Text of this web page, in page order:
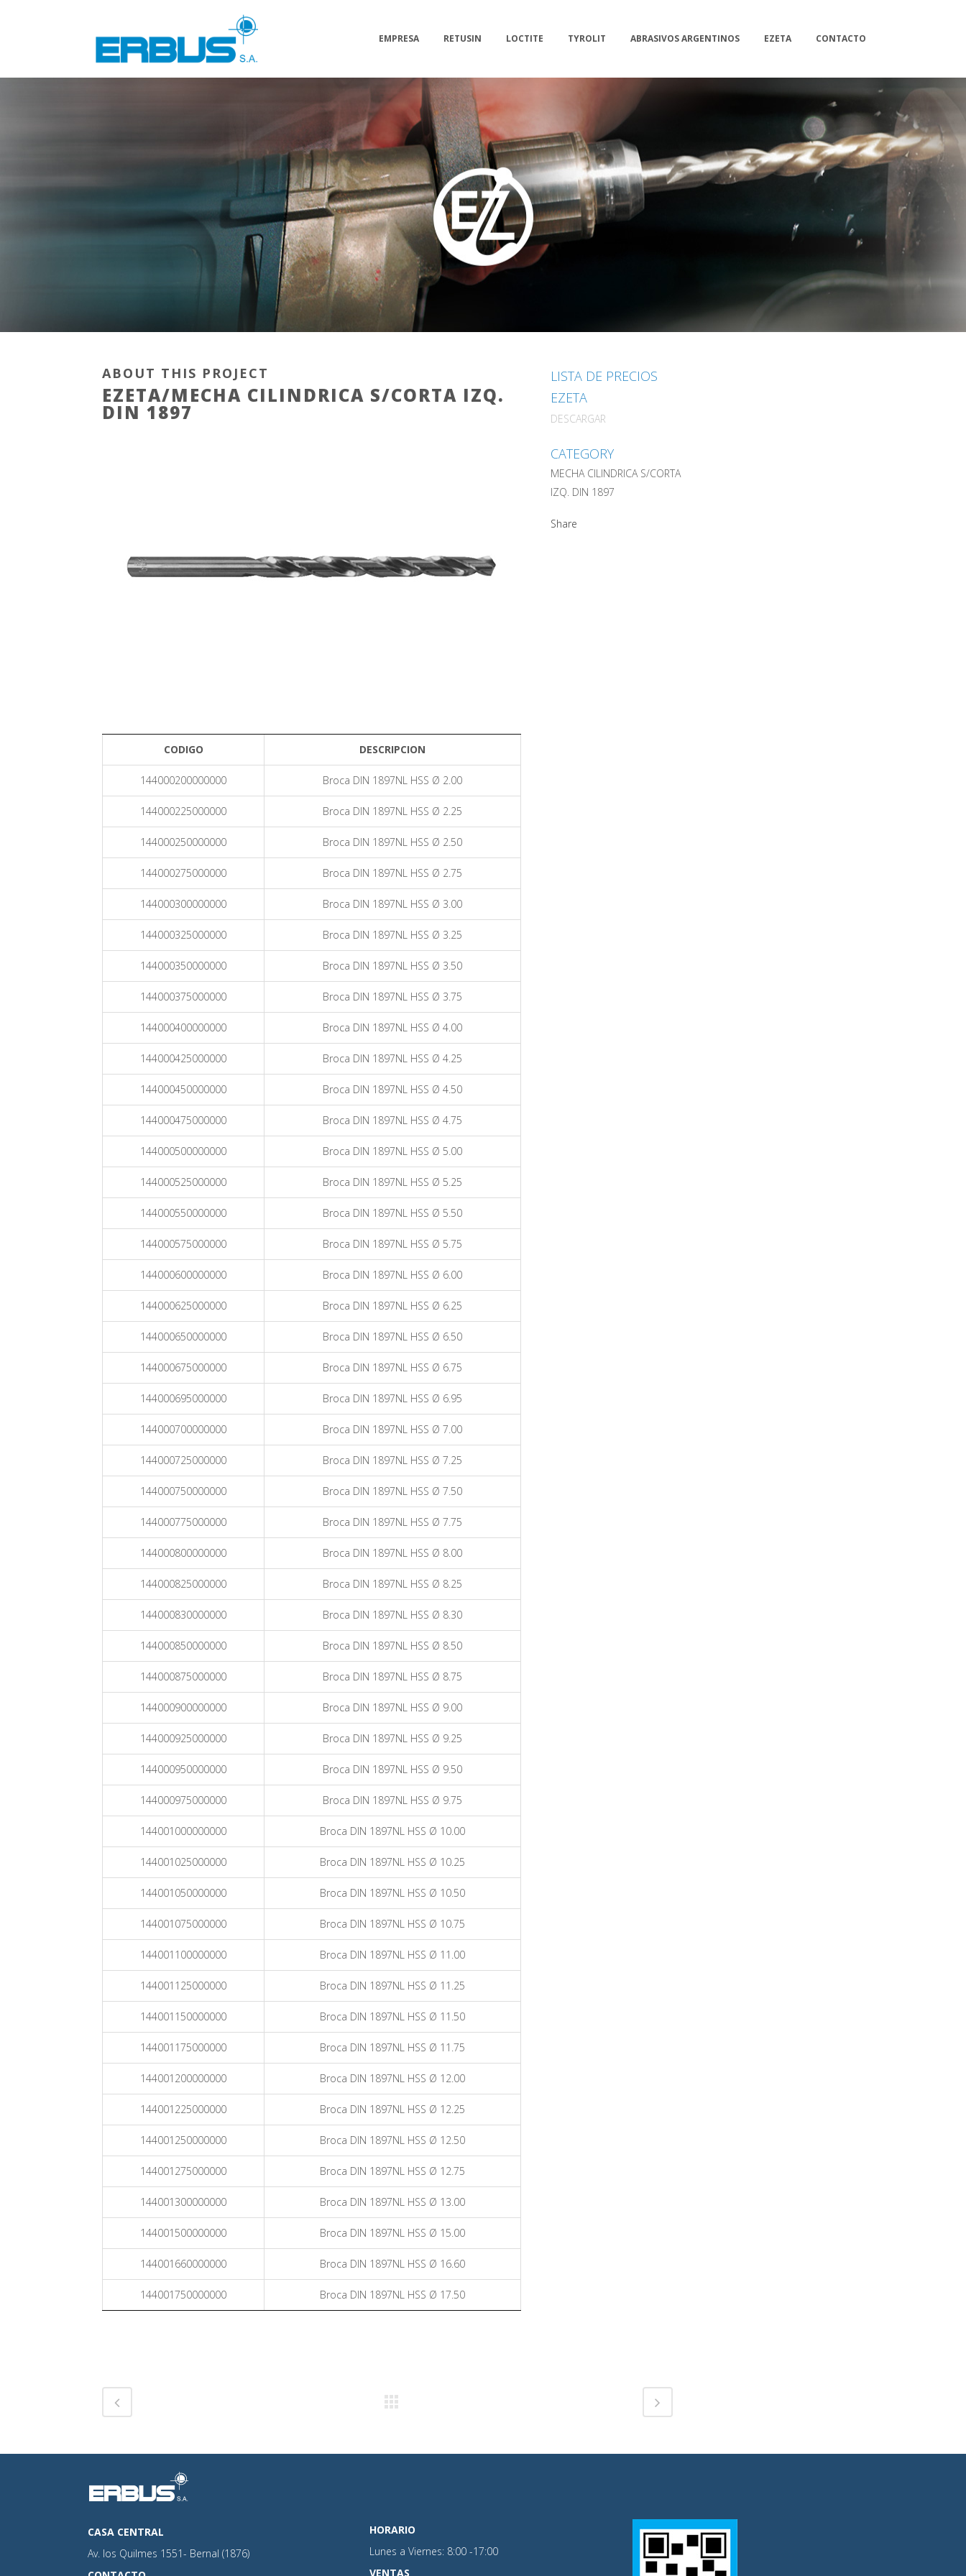
EMPRESA RETUSIN LOCTITE TYROLIT ABRASIVOS ARGENTINOS EZETA CONTACTO
ABOUT THIS PROJECT
EZETA/MECHA CILINDRICA S/CORTA IZQ.
DIN 1897
CODIGO DESCRIPCION
144000200000000 Broca DIN 1897NL HSS Ø 2.00
144000225000000 Broca DIN 1897NL HSS Ø 2.25
144000250000000 Broca DIN 1897NL HSS Ø 2.50
144000275000000 Broca DIN 1897NL HSS Ø 2.75
144000300000000 Broca DIN 1897NL HSS Ø 3.00
144000325000000 Broca DIN 1897NL HSS Ø 3.25
144000350000000 Broca DIN 1897NL HSS Ø 3.50
144000375000000 Broca DIN 1897NL HSS Ø 3.75
144000400000000 Broca DIN 1897NL HSS Ø 4.00
144000425000000 Broca DIN 1897NL HSS Ø 4.25
144000450000000 Broca DIN 1897NL HSS Ø 4.50
144000475000000 Broca DIN 1897NL HSS Ø 4.75
144000500000000 Broca DIN 1897NL HSS Ø 5.00
144000525000000 Broca DIN 1897NL HSS Ø 5.25
144000550000000 Broca DIN 1897NL HSS Ø 5.50
144000575000000 Broca DIN 1897NL HSS Ø 5.75
144000600000000 Broca DIN 1897NL HSS Ø 6.00
144000625000000 Broca DIN 1897NL HSS Ø 6.25
144000650000000 Broca DIN 1897NL HSS Ø 6.50
144000675000000 Broca DIN 1897NL HSS Ø 6.75
144000695000000 Broca DIN 1897NL HSS Ø 6.95
144000700000000 Broca DIN 1897NL HSS Ø 7.00
144000725000000 Broca DIN 1897NL HSS Ø 7.25
144000750000000 Broca DIN 1897NL HSS Ø 7.50
144000775000000 Broca DIN 1897NL HSS Ø 7.75
144000800000000 Broca DIN 1897NL HSS Ø 8.00
144000825000000 Broca DIN 1897NL HSS Ø 8.25
144000830000000 Broca DIN 1897NL HSS Ø 8.30
144000850000000 Broca DIN 1897NL HSS Ø 8.50
144000875000000 Broca DIN 1897NL HSS Ø 8.75
144000900000000 Broca DIN 1897NL HSS Ø 9.00
144000925000000 Broca DIN 1897NL HSS Ø 9.25
144000950000000 Broca DIN 1897NL HSS Ø 9.50
144000975000000 Broca DIN 1897NL HSS Ø 9.75
144001000000000 Broca DIN 1897NL HSS Ø 10.00
144001025000000 Broca DIN 1897NL HSS Ø 10.25
144001050000000 Broca DIN 1897NL HSS Ø 10.50
144001075000000 Broca DIN 1897NL HSS Ø 10.75
144001100000000 Broca DIN 1897NL HSS Ø 11.00
144001125000000 Broca DIN 1897NL HSS Ø 11.25
144001150000000 Broca DIN 1897NL HSS Ø 11.50
144001175000000 Broca DIN 1897NL HSS Ø 11.75
144001200000000 Broca DIN 1897NL HSS Ø 12.00
144001225000000 Broca DIN 1897NL HSS Ø 12.25
144001250000000 Broca DIN 1897NL HSS Ø 12.50
144001275000000 Broca DIN 1897NL HSS Ø 12.75
144001300000000 Broca DIN 1897NL HSS Ø 13.00
144001500000000 Broca DIN 1897NL HSS Ø 15.00
144001660000000 Broca DIN 1897NL HSS Ø 16.60
144001750000000 Broca DIN 1897NL HSS Ø 17.50
LISTA DE PRECIOS
EZETA
DESCARGAR
CATEGORY
MECHA CILINDRICA S/CORTA
IZQ. DIN 1897
Share
CASA CENTRAL
Av. los Quilmes 1551- Bernal (1876)
HORARIO
Lunes a Viernes: 8:00 -17:00
VENTAS